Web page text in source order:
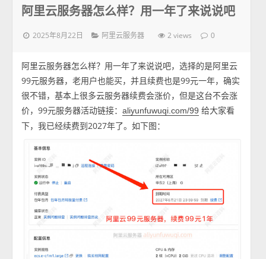
阿里云服务器怎么样？用一年了来说说吧
2025年8月22日 阿里云服务器 2 views 0
阿里云服务器怎么样？用一年了来说说吧，选择的是阿里云
99元服务器，老用户也能买，并且续费也是99元一年，确实
很不错，基本上很多云服务器续费会涨价，但是这台不会涨
价，99元服务器活动链接：aliyunfuwuqi.com/99 给大家看
下，我已经续费到2027年了。如下图：